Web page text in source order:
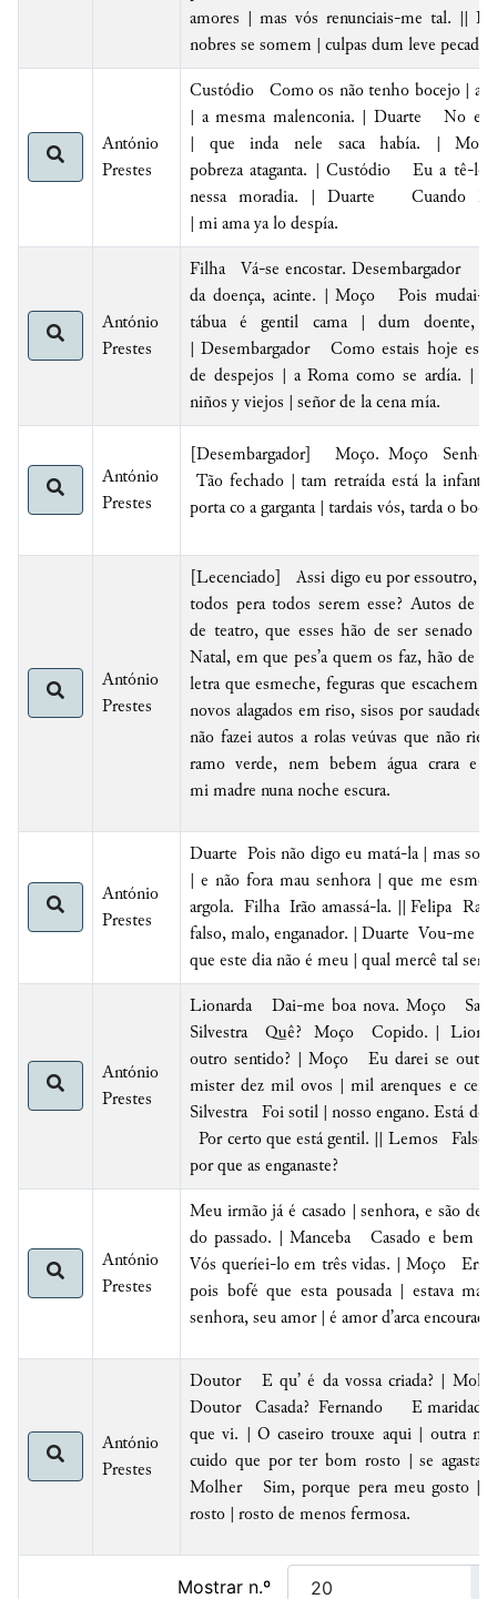
Mostrar n.º
amores | mas vós renunciais-me tal. ||
nobres se somem | culpas dum leve pecado.
António
Prestes
Custódio Como os não tenho bocejo |
| a mesma malenconia. | Duarte No
| que inda nele sacahabía. |
pobreza ataganta. | Custódio Eu a tê-los
nessa moradia. | Duarte Cuando la
mi amaya lo despía.
António
Prestes
FilhaVá-se encostar. Desembargador
da doença, acinte. | Moço Pois mudai-
tábua é gentil cama | dum doente,
| Desembargador Como estais hoje
de despejos | aRomacomo se ardía. |
niños y viejos | señor de la cena mía.
António
Prestes
[Desembargador] Moço. Moço
Tão fechado | tam retraída está la
porta co a garganta | tardais vós, tarda o
António
Prestes
[Lecenciado] Assi digo eu por essoutro,
todos pera todos serem esse? Autos de
de teatro, que esses hão de ser senado
Natal, em que pes’a quem os faz, hão de
letra que esmeche, feguras que escachem,
novos alagados em riso, sisos por
não fazei autos a rolas veúvas que não
ramo verde, nem bebem água crarae
mi madre nuna noche escura.
António
Prestes
Duarte Pois não digo eu matá-la | mas
| e não fora mau senhora | que me
argola. Filha Irão amassá-la. || Felipa
falso, malo, enganador. | Duarte Vou-me
que este dia não é meu | qual mercê tal
António
Prestes
Lionarda Dai-me boa nova. Moço
Silvestra Quê? MoçoCopido. |
outro sentido? | Moço Eu darei se outro
mister dez mil ovos | mil arenques e
Silvestra Foi sotil | nosso engano. Está
Por certo que está gentil. || LemosFalso
por que as enganaste?
António
Prestes
Meu irmão já é casado | senhora, e são
do passado. | Manceba Casado e bem
Vós queríei-lo em três vidas. | Moço Era
pois bofé que esta pousada | estava
senhora, seu amor | é amor d’arca encourada.
António
Prestes
Doutor E qu’ é da vossa criada? |
Doutor Casada? Fernando E maridada |
que vi. | O caseiro trouxe aqui | outra
cuido que por ter bom rosto | se agasta
Molher Sim, porque pera meu gosto |
rosto | rosto de menos fermosa.